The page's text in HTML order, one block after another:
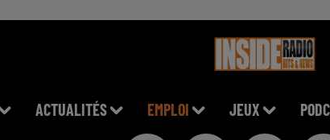
ACTUALITÉS EMPLOI JEUX